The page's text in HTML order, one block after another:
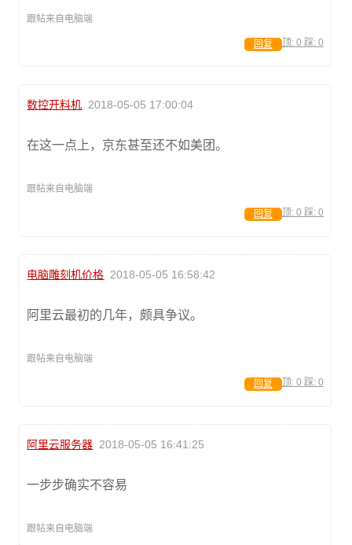
跟帖来自电脑端
顶: 0 踩: 0
回复
数控开料机 2018-05-05 17:00:04
在这一点上，京东甚至还不如美团。
跟帖来自电脑端
顶: 0 踩: 0
回复
电脑雕刻机价格 2018-05-05 16:58:42
阿里云最初的几年，颇具争议。
跟帖来自电脑端
顶: 0 踩: 0
回复
阿里云服务器 2018-05-05 16:41:25
一步步确实不容易
跟帖来自电脑端